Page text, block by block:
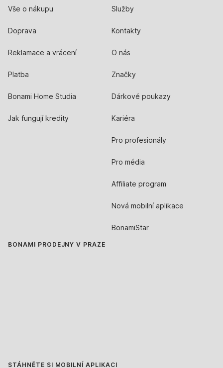
Vše o nákupu
Doprava
Reklamace a vrácení
Platba
Bonami Home Studia
Jak fungují kredity
Služby
Kontakty
O nás
Značky
Dárkové poukazy
Kariéra
Pro profesionály
Pro média
Affiliate program
Nová mobilní aplikace
BonamiStar
BONAMI PRODEJNY V PRAZE
STÁHNĚTE SI MOBILNÍ APLIKACI